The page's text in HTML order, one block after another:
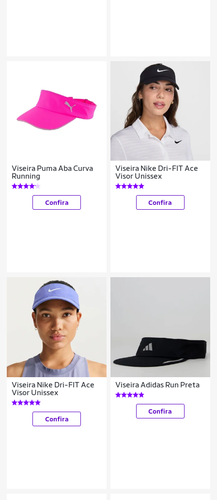
Viseira Puma Aba Curva
Running
Confira
Viseira Nike Dri-FIT Ace
Visor Unissex
Confira
Viseira Nike Dri-FIT Ace
Visor Unissex
Confira
Viseira Adidas Run Preta
Confira